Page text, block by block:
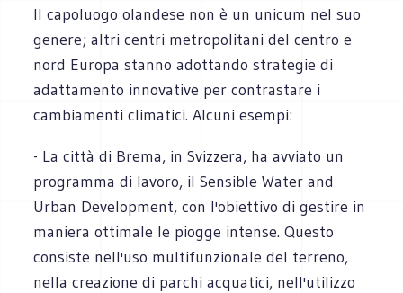
Il capoluogo olandese non è un unicum nel suo
genere; altri centri metropolitani del centro e
nord Europa stanno adottando strategie di
adattamento innovative per contrastare i
cambiamenti climatici. Alcuni esempi:
- La città di Brema, in Svizzera, ha avviato un
programma di lavoro, il Sensible Water and
Urban Development, con l'obiettivo di gestire in
maniera ottimale le piogge intense. Questo
consiste nell'uso multifunzionale del terreno,
nella creazione di parchi acquatici, nell'utilizzo